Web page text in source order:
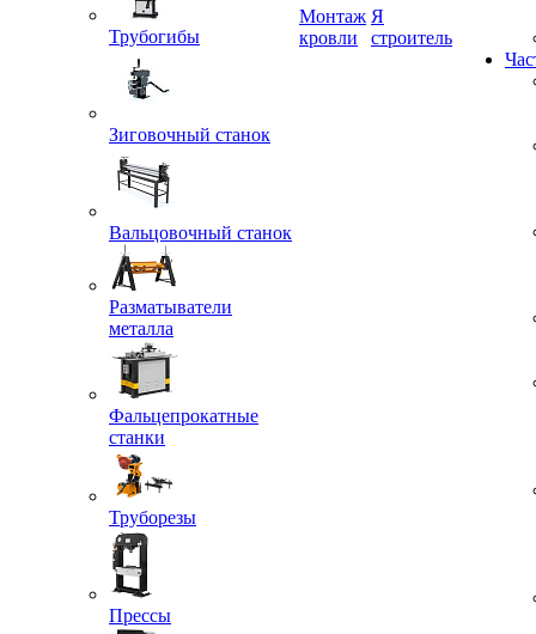
Трубогибы
Зиговочный станок
Вальцовочный станок
Разматыватели
металла
Фальцепрокатные
станки
Труборезы
Прессы